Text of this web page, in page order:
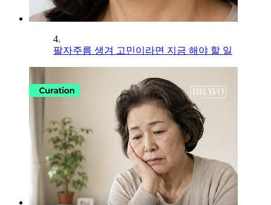
4.
팔자주름 생겨 고민이라면 지금 해야 할 일